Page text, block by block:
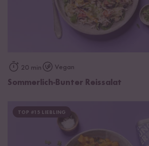
20 min Vegan
Sommerlich-Bunter Reissalat
TOP #15 LIEBLING